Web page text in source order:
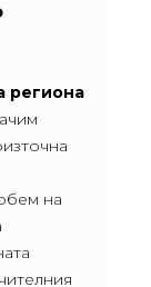
региона
на